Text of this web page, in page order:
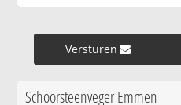
Versturen »
Schoorsteenveger Emmen